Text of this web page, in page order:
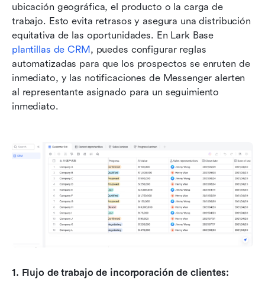
ubicación geográfica, el producto o la carga de
trabajo. Esto evita retrasos y asegura una distribución
plantillas de CRM , puedes configurar reglas
automatizadas para que los prospectos se enruten de
inmediato, y las notificaciones de Messenger alerten
al representante asignado para un seguimiento
inmediato.